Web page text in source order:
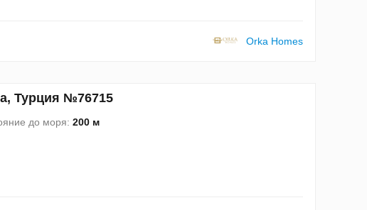
Orka Homes
Турция №76715
до моря: 200 м